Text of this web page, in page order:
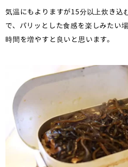
気温にもよりますが15分以上炊き込
で、パリッとした食感を楽しみたい
時間を増やすと良いと思います。